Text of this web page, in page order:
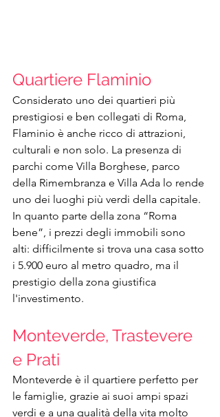
Quartiere Flaminio
Considerato uno dei quartieri più
prestigiosi e ben collegati di Roma,
Flaminio è anche ricco di attrazioni,
culturali e non solo. La presenza di
parchi come Villa Borghese, parco
della Rimembranza e Villa Ada lo rende
uno dei luoghi più verdi della capitale.
In quanto parte della zona “Roma
bene”, i prezzi degli immobili sono
alti: difficilmente si trova una casa sotto
i 5.900 euro al metro quadro, ma il
prestigio della zona giustifica
l'investimento.
Monteverde, Trastevere
e Prati
Monteverde è il quartiere perfetto per
le famiglie, grazie ai suoi ampi spazi
verdi e a una qualità della vita molto